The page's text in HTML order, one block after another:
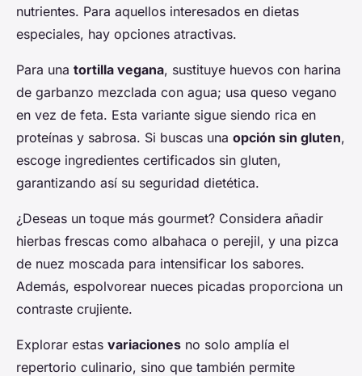
nutrientes. Para aquellos interesados en dietas
especiales, hay opciones atractivas.
Para una tortilla vegana, sustituye huevos con harina
de garbanzo mezclada con agua; usa queso vegano
en vez de feta. Esta variante sigue siendo rica en
proteínas y sabrosa. Si buscas una opción sin gluten,
escoge ingredientes certificados sin gluten,
garantizando así su seguridad dietética.
¿Deseas un toque más gourmet? Considera añadir
hierbas frescas como albahaca o perejil, y una pizca
de nuez moscada para intensificar los sabores.
Además, espolvorear nueces picadas proporciona un
contraste crujiente.
Explorar estas variaciones no solo amplía el
repertorio culinario, sino que también permite